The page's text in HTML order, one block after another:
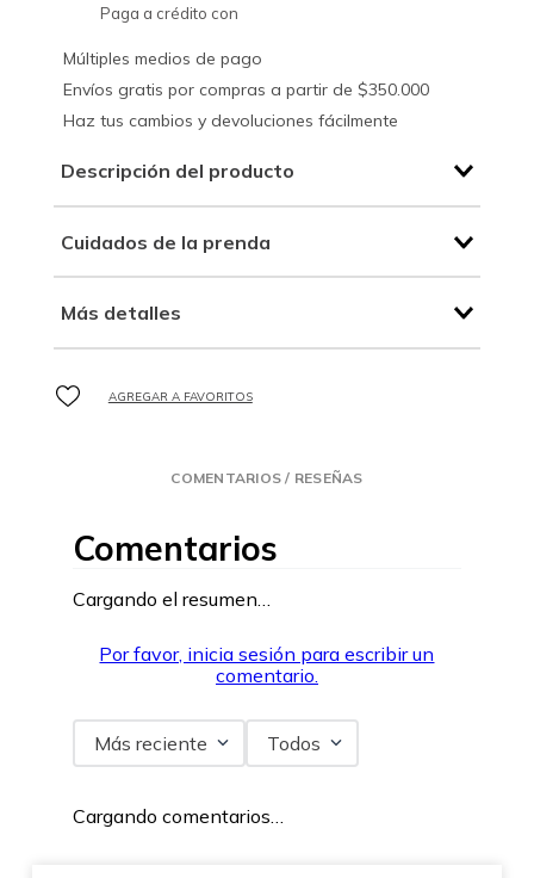
Paga a crédito con
Múltiples medios de pago
Envíos gratis por compras a partir de $350.000
Haz tus cambios y devoluciones fácilmente
Descripción del producto
Cuidados de la prenda
Más detalles
COMENTARIOS / RESEÑAS
Comentarios
Cargando el resumen…
Por favor, inicia sesión para escribir un
comentario.
Más reciente Todos
Cargando comentarios…